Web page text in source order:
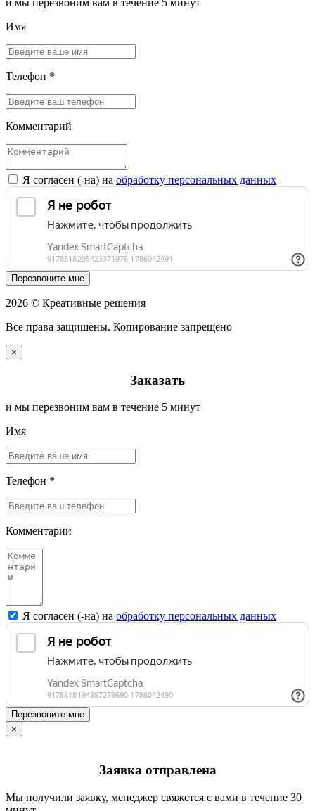
и мы перезвоним вам в течение 5 минут
Имя
Телефон *
Комментарий
Я согласен (-на) на обработку персональных данных
Перезвоните мне
2026 © Креативные решения
Все права защишены. Копирование запрещено
×
Заказать
и мы перезвоним вам в течение 5 минут
Имя
Телефон *
Комментарии
Я согласен (-на) на обработку персональных данных
Перезвоните мне
×
Заявка отправлена
Мы получили заявку, менеджер свяжется с вами в течение 30